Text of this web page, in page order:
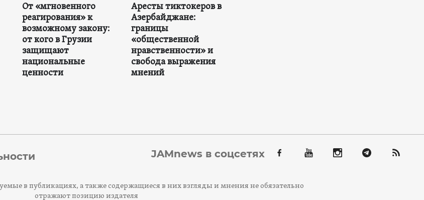
От «мгновенного
реагирования» к
возможному закону:
от кого в Грузии
защищают
национальные
ценности
Аресты тиктокеров в
Азербайджане:
границы
«общественной
нравственности» и
свобода выражения
мнений
JAMnews в соцсетях
в публикациях, а также содержащиеся в них взгляды и мнения не обязательно
отражают позицию издателя